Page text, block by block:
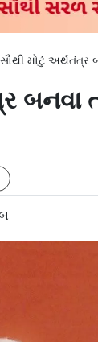
સૌથી મોટું